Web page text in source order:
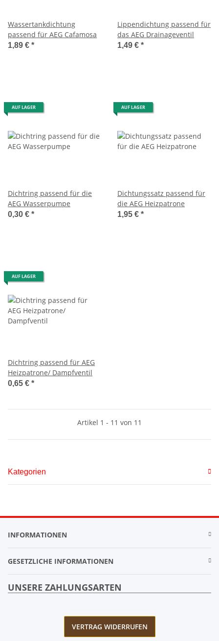
Wassertankdichtung
passend für AEG Cafamosa
1,89 € *
Lippendichtung passend für
das AEG Drainageventil
1,49 € *
AUF LAGER
Dichtring passend für die
AEG Wasserpumpe
0,30 € *
AUF LAGER
Dichtungssatz passend für
die AEG Heizpatrone
1,95 € *
AUF LAGER
Dichtring passend für AEG
Heizpatrone/ Dampfventil
0,65 € *
Artikel 1 - 11 von 11
Kategorien
INFORMATIONEN
GESETZLICHE INFORMATIONEN
UNSERE ZAHLUNGSARTEN
VERTRAG WIDERRUFEN